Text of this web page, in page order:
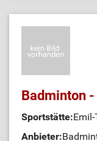
Badminton
Sportstätte:
Anbieter: